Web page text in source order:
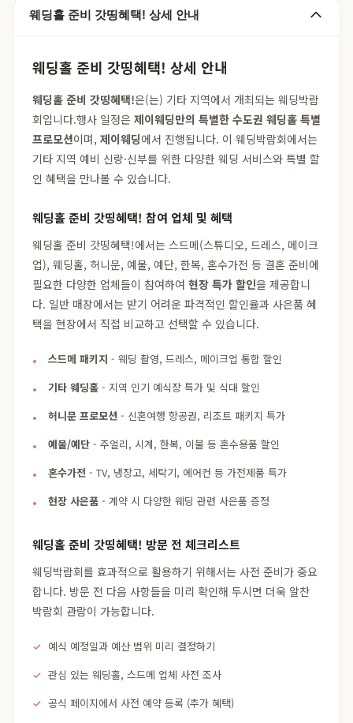
웨딩홀 준비 갓띵혜택! 상세 안내
웨딩홀 준비 갓띵혜택! 상세 안내
웨딩홀 준비 갓띵혜택!은(는) 기타 지역에서 개최되는 웨딩박람
회입니다.행사 일정은 제이웨딩만의 특별한 수도권 웨딩홀 특별
프로모션이며, 제이웨딩에서 진행됩니다. 이 웨딩박람회에서는
기타 지역 예비 신랑·신부를 위한 다양한 웨딩 서비스와 특별 할
인 혜택을 만나볼 수 있습니다.
웨딩홀 준비 갓띵혜택! 참여 업체 및 혜택
웨딩홀 준비 갓띵혜택!에서는 스드메(스튜디오, 드레스, 메이크
업), 웨딩홀, 허니문, 예물, 예단, 한복, 혼수가전 등 결혼 준비에
필요한 다양한 업체들이 참여하여 현장 특가 할인을 제공합니
다. 일반 매장에서는 받기 어려운 파격적인 할인율과 사은품 혜
택을 현장에서 직접 비교하고 선택할 수 있습니다.
스드메 패키지 - 웨딩 촬영, 드레스, 메이크업 통합 할인
기타 웨딩홀 - 지역 인기 예식장 특가 및 식대 할인
허니문 프로모션 - 신혼여행 항공권, 리조트 패키지 특가
예물/예단 - 주얼리, 시계, 한복, 이불 등 혼수용품 할인
혼수가전 - TV, 냉장고, 세탁기, 에어컨 등 가전제품 특가
현장 사은품 - 계약 시 다양한 웨딩 관련 사은품 증정
웨딩홀 준비 갓띵혜택! 방문 전 체크리스트
웨딩박람회를 효과적으로 활용하기 위해서는 사전 준비가 중요
합니다. 방문 전 다음 사항들을 미리 확인해 두시면 더욱 알찬
박람회 관람이 가능합니다.
예식 예정일과 예산 범위 미리 결정하기
관심 있는 웨딩홀, 스드메 업체 사전 조사
공식 페이지에서 사전 예약 등록 (추가 혜택)